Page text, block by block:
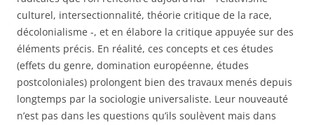
culturel, intersectionnalité, théorie critique de la race,
décolonialisme -, et en élabore la critique appuyée sur des
éléments précis. En réalité, ces concepts et ces études
(effets du genre, domination européenne, études
postcoloniales) prolongent bien des travaux menés depuis
longtemps par la sociologie universaliste. Leur nouveauté
n’est pas dans les questions qu’ils soulèvent mais dans